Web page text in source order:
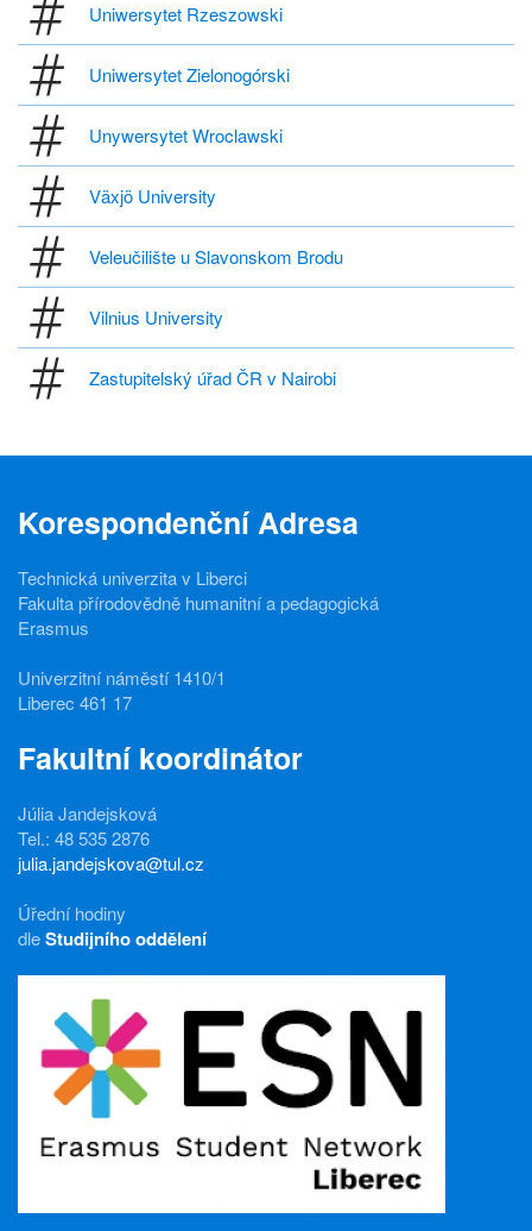
Uniwersytet Rzeszowski
Uniwersytet Zielonogórski
Unywersytet Wroclawski
Växjö University
Veleučilište u Slavonskom Brodu
Vilnius University
Zastupitelský úřad ČR v Nairobi
Korespondenční Adresa
Technická univerzita v Liberci
Fakulta přírodovědně humanitní a pedagogická
Erasmus
Univerzitní náměstí 1410/1
Liberec 461 17
Fakultní koordinátor
Júlia Jandejsková
Tel.: 48 535 2876
julia.jandejskova@tul.cz
Úřední hodiny
dleStudijního oddělení